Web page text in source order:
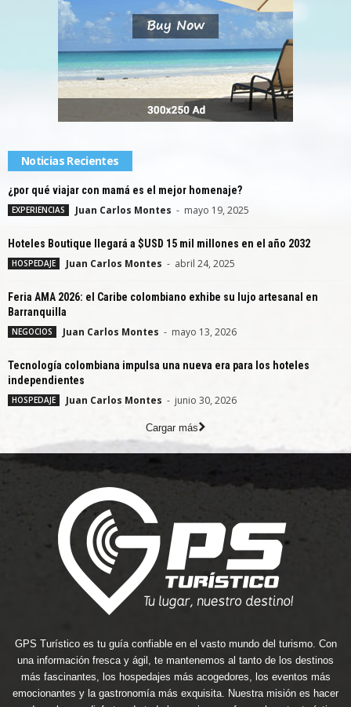
Noticias Recientes
¿por qué viajar con mamá es el mejor homenaje?
EXPERIENCIAS Juan Carlos Montes - mayo 19, 2025
Hoteles Boutique llegará a $USD 15 mil millones en el año 2032
HOSPEDAJE Juan Carlos Montes - abril 24, 2025
Feria AMA 2026: el Caribe colombiano exhibe su lujo artesanal en
Barranquilla
NEGOCIOS Juan Carlos Montes - mayo 13, 2026
Tecnología colombiana impulsa una nueva era para los hoteles
independientes
HOSPEDAJE Juan Carlos Montes - junio 30, 2026
Cargar más
GPS Turístico es tu guía confiable en el vasto mundo del turismo. Con
una información fresca y ágil, te mantenemos al tanto de los destinos
más fascinantes, los hospedajes más acogedores, los eventos más
emocionantes y la gastronomía más exquisita. Nuestra misión es hacer